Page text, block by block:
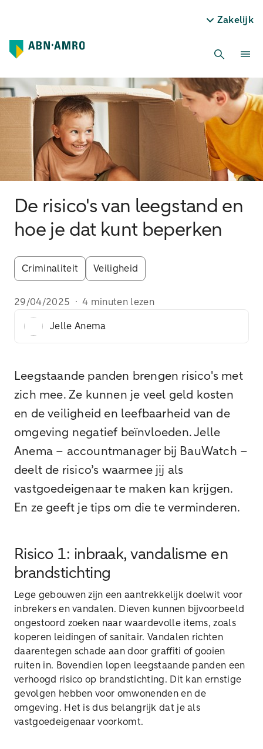
Zakelijk
De risico's van leegstand en
hoe je dat kunt beperken
Criminaliteit Veiligheid
29/04/2025 · 4 minuten lezen
Jelle Anema
Leegstaande panden brengen risico's met
zich mee. Ze kunnen je veel geld kosten
en de veiligheid en leefbaarheid van de
omgeving negatief beïnvloeden. Jelle
Anema – accountmanager bij BauWatch –
deelt de risico’s waarmee jij als
vastgoedeigenaar te maken kan krijgen.
En ze geeft je tips om die te verminderen.
Risico 1: inbraak, vandalisme en
brandstichting
Lege gebouwen zijn een aantrekkelijk doelwit voor
inbrekers en vandalen. Dieven kunnen bijvoorbeeld
ongestoord zoeken naar waardevolle items, zoals
koperen leidingen of sanitair. Vandalen richten
daarentegen schade aan door graffiti of gooien
ruiten in. Bovendien lopen leegstaande panden een
verhoogd risico op brandstichting. Dit kan ernstige
gevolgen hebben voor omwonenden en de
omgeving. Het is dus belangrijk dat je als
vastgoedeigenaar voorkomt.